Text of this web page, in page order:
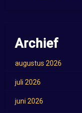
Archief
augustus 2026
juli 2026
juni 2026